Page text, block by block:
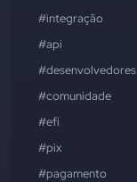
#integração
#api
#desenvolvedores
#comunidade
#efí
#pix
#pagamento